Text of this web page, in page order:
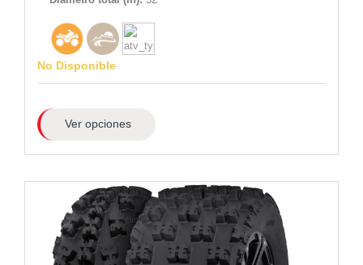
No Disponible
Ver opciones